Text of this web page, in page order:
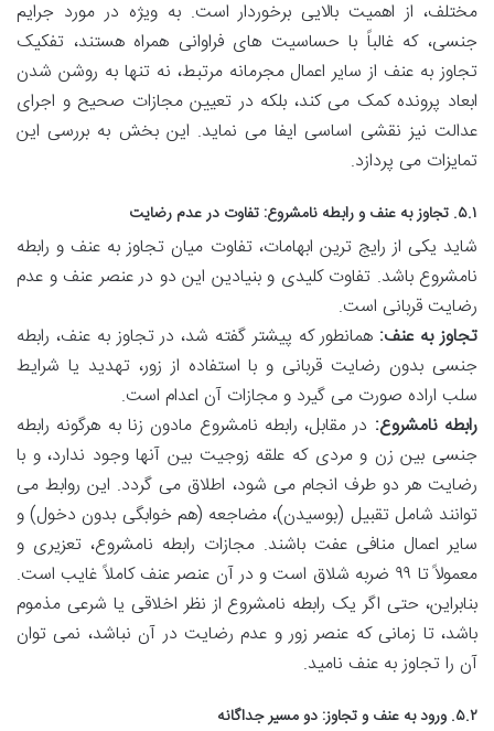
مختلف، از اهمیت بالایی برخوردار است. به ویژه در مورد جرایم
جنسی، که غالباً با حساسیت های فراوانی همراه هستند، تفکیک
تجاوز به عنف از سایر اعمال مجرمانه مرتبط، نه تنها به روشن شدن
ابعاد پرونده کمک می کند، بلکه در تعیین مجازات صحیح و اجرای
عدالت نیز نقشی اساسی ایفا می نماید. این بخش به بررسی این
تمایزات می پردازد.
۵.۱. تجاوز به عنف و رابطه نامشروع: تفاوت در عدم رضایت
شاید یکی از رایج ترین ابهامات، تفاوت میان تجاوز به عنف و رابطه
نامشروع باشد. تفاوت کلیدی و بنیادین این دو در عنصر عنف و عدم
رضایت قربانی است.
تجاوز به عنف: همانطور که پیشتر گفته شد، در تجاوز به عنف، رابطه
جنسی بدون رضایت قربانی و با استفاده از زور، تهدید یا شرایط
سلب اراده صورت می گیرد و مجازات آن اعدام است.
رابطه نامشروع: در مقابل، رابطه نامشروع مادون زنا به هرگونه رابطه
جنسی بین زن و مردی که علقه زوجیت بین آنها وجود ندارد، و با
رضایت هر دو طرف انجام می شود، اطلاق می گردد. این روابط می
توانند شامل تقبیل (بوسیدن)، مضاجعه (هم خوابگی بدون دخول) و
سایر اعمال منافی عفت باشند. مجازات رابطه نامشروع، تعزیری و
معمولاً تا ۹۹ ضربه شلاق است و در آن عنصر عنف کاملاً غایب است.
بنابراین، حتی اگر یک رابطه نامشروع از نظر اخلاقی یا شرعی مذموم
باشد، تا زمانی که عنصر زور و عدم رضایت در آن نباشد، نمی توان
آن را تجاوز به عنف نامید.
۵.۲. ورود به عنف و تجاوز: دو مسیر جداگانه